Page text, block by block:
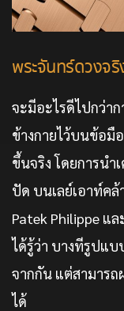
พระจันทร์ดวงจ
จะมีอะไรดีไปกว่า
ข้างกายไว้บนข้อมื
ขึ้นจริง โดยการน
ปัด บนเลย์เอาท์คล้
Patek Philippe แ
ได้รู้ว่า บางทีรูปแบ
จากกัน แต่สามาร
ได้